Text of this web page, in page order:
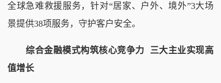
全球急难救援服务，针对“居家、户外、境外”3大场
景提供38项服务，守护客户安全。
综合金融模式构筑核心竞争力 三大主业实现高
值增长